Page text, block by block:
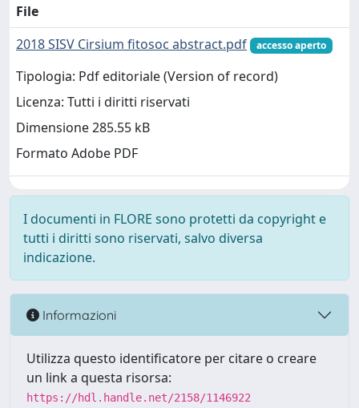
File
2018 SISV Cirsium fitosoc abstract.pdf
accesso aperto
Tipologia: Pdf editoriale (Version of record)
Licenza: Tutti i diritti riservati
Dimensione 285.55 kB
Formato Adobe PDF
I documenti in FLORE sono protetti da copyright e
tutti i diritti sono riservati, salvo diversa
indicazione.
Informazioni
Utilizza questo identificatore per citare o creare
un link a questa risorsa:
https://hdl.handle.net/2158/1146922